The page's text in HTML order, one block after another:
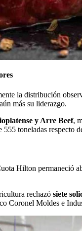
la distribución
más su liderazgo.
y Arre Beef,
555 toneladas respecto
Hilton permaneció
rechazó siete
Moldes e